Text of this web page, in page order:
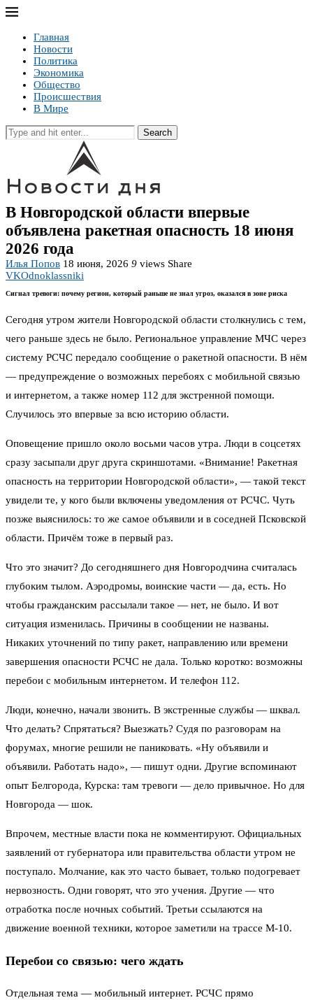
Главная
Новости
Политика
Экономика
Общество
Происшествия
В Мире
Search
В Новгородской области впервые
объявлена ракетная опасность 18 июня
2026 года
Илья Попов 18 июня, 2026 9 views Share
VKOdnoklassniki
Сигнал тревоги: почему регион, который раньше не знал угроз, оказался в зоне риска
Сегодня утром жители Новгородской области столкнулись с тем,
чего раньше здесь не было. Региональное управление МЧС через
систему РСЧС передало сообщение о ракетной опасности. В нём
— предупреждение о возможных перебоях с мобильной связью
и интернетом, а также номер 112 для экстренной помощи.
Случилось это впервые за всю историю области.
Оповещение пришло около восьми часов утра. Люди в соцсетях
сразу засыпали друг друга скриншотами. «Внимание! Ракетная
опасность на территории Новгородской области», — такой текст
увидели те, у кого были включены уведомления от РСЧС. Чуть
позже выяснилось: то же самое объявили и в соседней Псковской
области. Причём тоже в первый раз.
Что это значит? До сегодняшнего дня Новгородчина считалась
глубоким тылом. Аэродромы, воинские части — да, есть. Но
чтобы гражданским рассылали такое — нет, не было. И вот
ситуация изменилась. Причины в сообщении не названы.
Никаких уточнений по типу ракет, направлению или времени
завершения опасности РСЧС не дала. Только коротко: возможны
перебои с мобильным интернетом. И телефон 112.
Люди, конечно, начали звонить. В экстренные службы — шквал.
Что делать? Спрятаться? Выезжать? Судя по разговорам на
форумах, многие решили не паниковать. «Ну объявили и
объявили. Работать надо», — пишут одни. Другие вспоминают
опыт Белгорода, Курска: там тревоги — дело привычное. Но для
Новгорода — шок.
Впрочем, местные власти пока не комментируют. Официальных
заявлений от губернатора или правительства области утром не
поступало. Молчание, как это часто бывает, только подогревает
нервозность. Одни говорят, что это учения. Другие — что
отработка после ночных событий. Третьи ссылаются на
движение военной техники, которое заметили на трассе М-10.
Перебои со связью: чего ждать
Отдельная тема — мобильный интернет. РСЧС прямо